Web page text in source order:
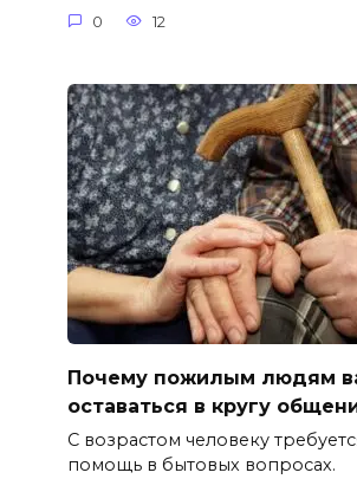
0 12
Почему пожилым людям
оставаться в кругу
С возрастом человеку
помощь в бытовых вопросах.